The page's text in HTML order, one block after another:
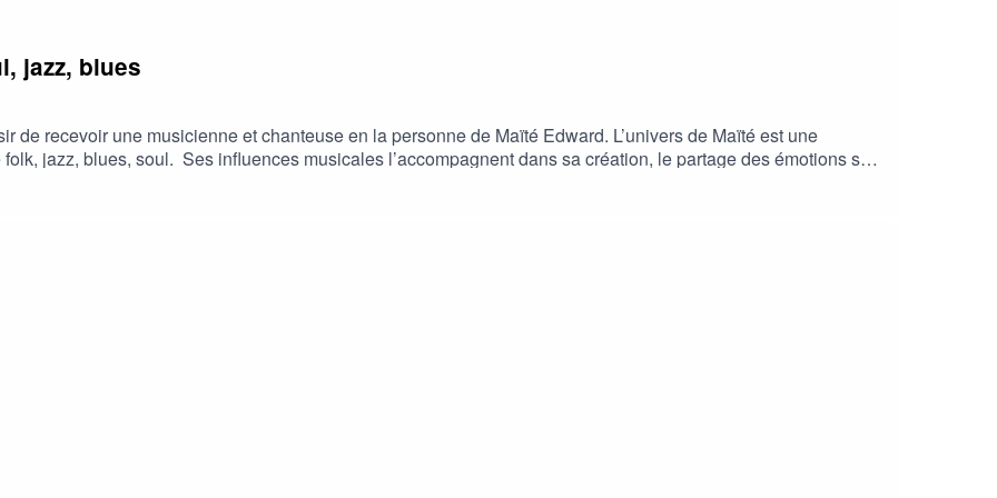
jazz, blues
de recevoir une musicienne et chanteuse en la personne de Maïté Edward. L’univers de Maïté est une
jazz, blues, soul. Ses influences musicales l’accompagnent dans sa création, le partage des émotions se
cet entretien, nous allons en savoir un peu plus sur cette artiste en devenir, qui chaque jour, pas à pas,
belle et longue route de la musique.Les musiques additionnelles de cet épisode proviennent du site
for creators. No copyright issues.#uppbeat